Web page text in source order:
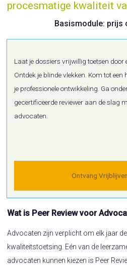
procesmatige kwaliteit
Basismodule: prijs
Laat je dossiers vrijwillig toetsen door
Ontdek je blinde vlekken. Kom tot
je professionele ontwikkeling. Ga
gecertificeerde reviewer aan de slag
advocaten.
Ontvang
Wat is Peer Review voor
Advocaten zijn verplicht om elk jaar
kwaliteitstoetsing. Eén van de
advocaten kunnen kiezen is Peer